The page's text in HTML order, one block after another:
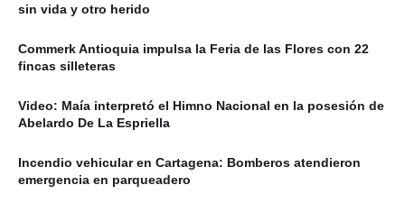
sin vida y otro herido
Commerk Antioquia impulsa la Feria de las Flores con 22
fincas silleteras
Video: Maía interpretó el Himno Nacional en la posesión de
Abelardo De La Espriella
Incendio vehicular en Cartagena: Bomberos atendieron
emergencia en parqueadero